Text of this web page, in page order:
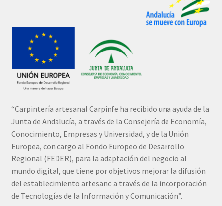
“Carpintería artesanal Carpinfe ha recibido una ayuda de la
Junta de Andalucía, a través de la Consejería de Economía,
Conocimiento, Empresas y Universidad, y de la Unión
Europea, con cargo al Fondo Europeo de Desarrollo
Regional (FEDER), para la adaptación del negocio al
mundo digital, que tiene por objetivos mejorar la difusión
del establecimiento artesano a través de la incorporación
de Tecnologías de la Información y Comunicación”.